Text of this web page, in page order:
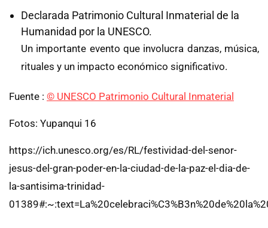
Declarada Patrimonio Cultural Inmaterial de la
Humanidad por la UNESCO.
Un importante evento que involucra danzas, música,
rituales y un impacto económico significativo.
Fuente : © UNESCO Patrimonio Cultural Inmaterial
Fotos: Yupanqui 16
https://ich.unesco.org/es/RL/festividad-del-senor-
jesus-del-gran-poder-en-la-ciudad-de-la-paz-el-dia-de-
la-santisima-trinidad-